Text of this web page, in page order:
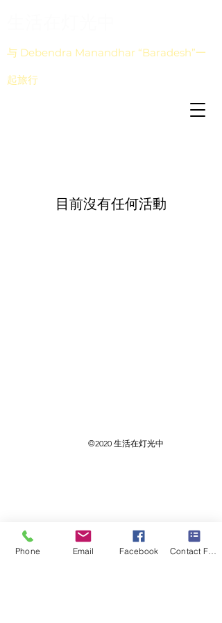
与 Debendra Manandhar “Baradesh”一
起旅行
目前沒有任何活動
©2020 生活在灯光中
Phone Email Facebook Contact Form